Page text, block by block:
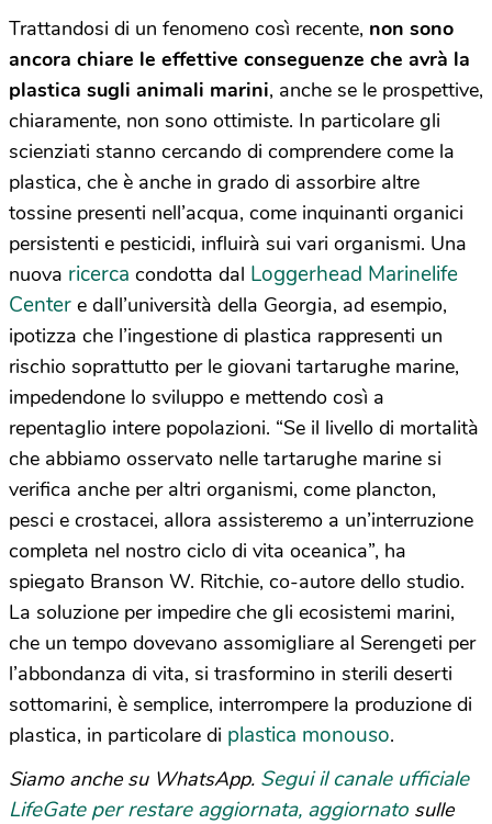
Trattandosi di un fenomeno così recente, non sono
ancora chiare le effettive conseguenze che avrà la
plastica sugli animali marini, anche se le prospettive,
chiaramente, non sono ottimiste. In particolare gli
scienziati stanno cercando di comprendere come la
plastica, che è anche in grado di assorbire altre
tossine presenti nell’acqua, come inquinanti organici
persistenti e pesticidi, influirà sui vari organismi. Una
nuova ricerca condotta dal Loggerhead Marinelife
Center e dall’università della Georgia, ad esempio,
ipotizza che l’ingestione di plastica rappresenti un
rischio soprattutto per le giovani tartarughe marine,
impedendone lo sviluppo e mettendo così a
repentaglio intere popolazioni. “Se il livello di mortalità
che abbiamo osservato nelle tartarughe marine si
verifica anche per altri organismi, come plancton,
pesci e crostacei, allora assisteremo a un’interruzione
completa nel nostro ciclo di vita oceanica”, ha
spiegato Branson W. Ritchie, co-autore dello studio.
La soluzione per impedire che gli ecosistemi marini,
che un tempo dovevano assomigliare al Serengeti per
l’abbondanza di vita, si trasformino in sterili deserti
sottomarini, è semplice, interrompere la produzione di
plastica, in particolare di plastica monouso.
Siamo anche su WhatsApp. Segui il canale ufficiale
LifeGate per restare aggiornata, aggiornato sulle